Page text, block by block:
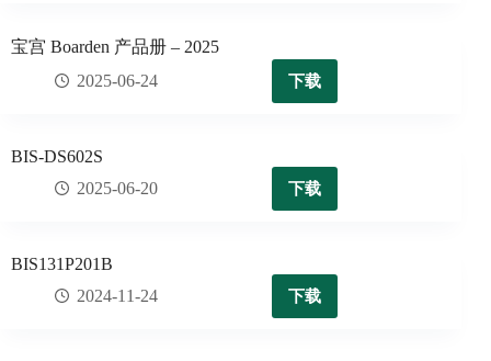
宝宫 Boarden 产品册 – 2025
2025-06-24
下载
BIS-DS602S
2025-06-20
下载
BIS131P201B
2024-11-24
下载